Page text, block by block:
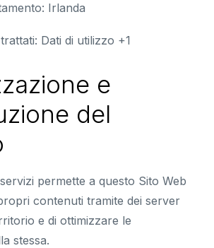
Irlanda
Dati di utilizzo +1
e
del
permette a questo Sito Web
contenuti tramite dei server
e di ottimizzare le
stessa.